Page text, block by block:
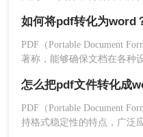
方法三：使用专业
对于需要频繁进行PDF
资一款专业PDF转换软
Adobe Acrobat Pro、
器等软件，不仅转换效
word呢？给大家推荐一个好
PDF转换器，然后点击进去
PDF（Portable Document
著称，能够确保文档在各种
Word文档具有强大的编辑性
容的修改、排版和格式调整
为了许多用户的常见需求。
将详细介绍几种将PDF转化
PDF（Portable Document
持格式稳定性的特点，广泛